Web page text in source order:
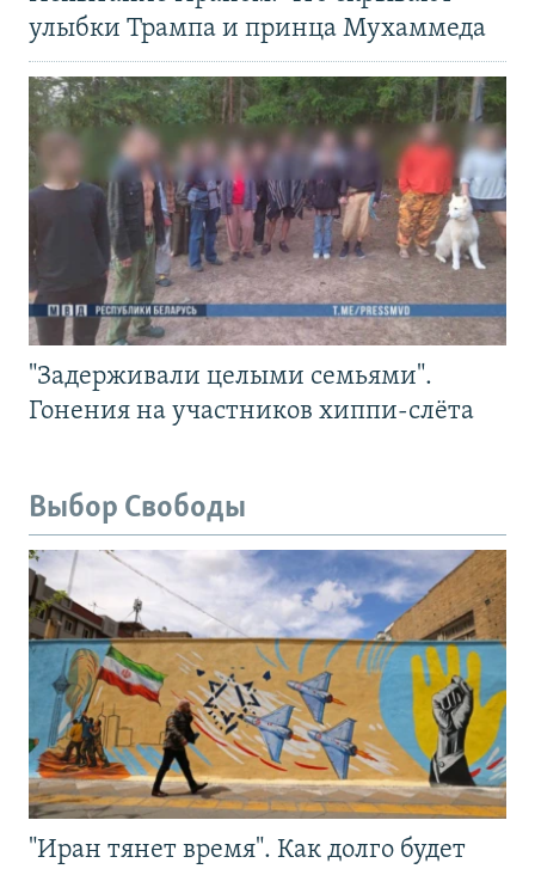
улыбки Трампа и принца Мухаммеда
"Задерживали целыми семьями".
Гонения на участников хиппи-слёта
Выбор Свободы
"Иран тянет время". Как долго будет